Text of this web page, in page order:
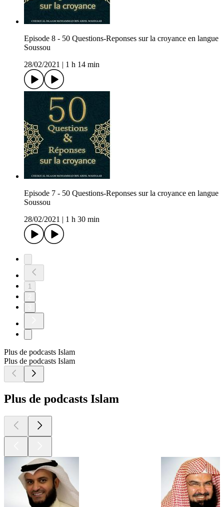
Episode 8 - 50 Questions-Reponses sur la croyance en langue
Soussou
28/02/2021
1 h 14 min
Episode 7 - 50 Questions-Reponses sur la croyance en langue
Soussou
28/02/2021
1 h 30 min
1
Plus de podcasts Islam
Plus de podcasts Islam
Plus de podcasts Islam